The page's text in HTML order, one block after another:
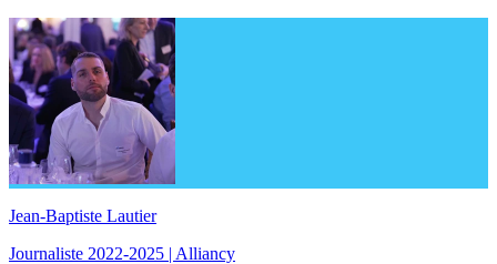
Jean-Baptiste Lautier
Journaliste 2022-2025 | Alliancy